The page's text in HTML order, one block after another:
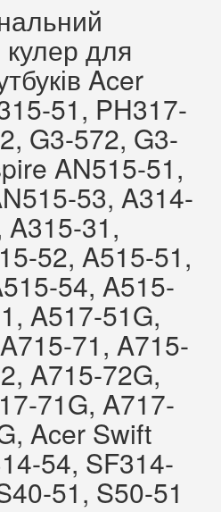
для
Acer
51, PH317-
G3-572, G3-
AN515-51,
53, A314-
31,
52, A515-51,
54, A515-
A517-51G,
71, A715-
A715-72G,
71G, A717-
Acer Swift
54, SF314-
51, S50-51